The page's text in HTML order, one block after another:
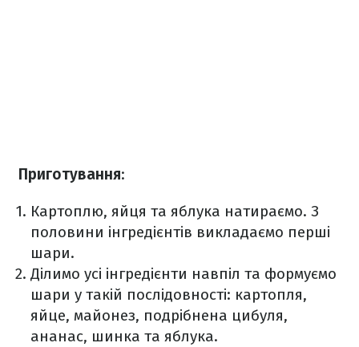
Приготування:
Картоплю, яйця та яблука натираємо. З
половини інгредієнтів викладаємо перші
шари.
Ділимо усі інгредієнти навпіл та формуємо
шари у такій послідовності: картопля,
яйце, майонез, подрібнена цибуля,
ананас, шинка та яблука.